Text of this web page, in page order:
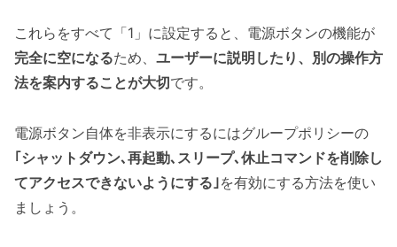
これらをすべて「1」に設定すると、電源ボタンの機能が
完全に空になるため、 ユーザーに説明したり、別の操作方
法を案内することが大切です。
電源ボタン自体を非表示にするにはグループポリシーの
｢シャットダウン､再起動､スリープ､休止コマンドを削除し
てアクセスできないようにする｣を有効にする方法を使い
ましょう。